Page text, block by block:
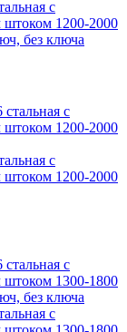
с
1200-2000
без ключа
с
1200-2000
с